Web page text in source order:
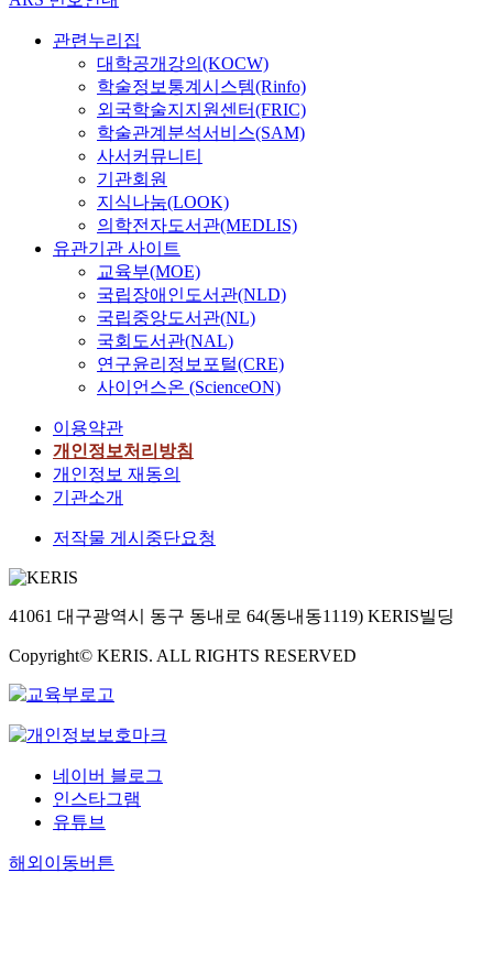
관련누리집
대학공개강의(KOCW)
학술정보통계시스템(Rinfo)
외국학술지지원센터(FRIC)
학술관계분석서비스(SAM)
사서커뮤니티
기관회원
지식나눔(LOOK)
의학전자도서관(MEDLIS)
유관기관 사이트
교육부(MOE)
국립장애인도서관(NLD)
국립중앙도서관(NL)
국회도서관(NAL)
연구윤리정보포털(CRE)
사이언스온 (ScienceON)
이용약관
개인정보처리방침
개인정보 재동의
기관소개
저작물 게시중단요청
41061 대구광역시 동구 동내로 64(동내동1119) KERIS빌딩
Copyright© KERIS. ALL RIGHTS RESERVED
네이버 블로그
인스타그램
유튜브
해외이동버튼